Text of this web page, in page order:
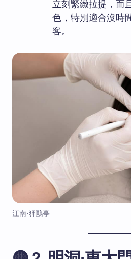
立刻緊緻拉提，而
色，特別適合沒時
客。
江南·狎鷗亭